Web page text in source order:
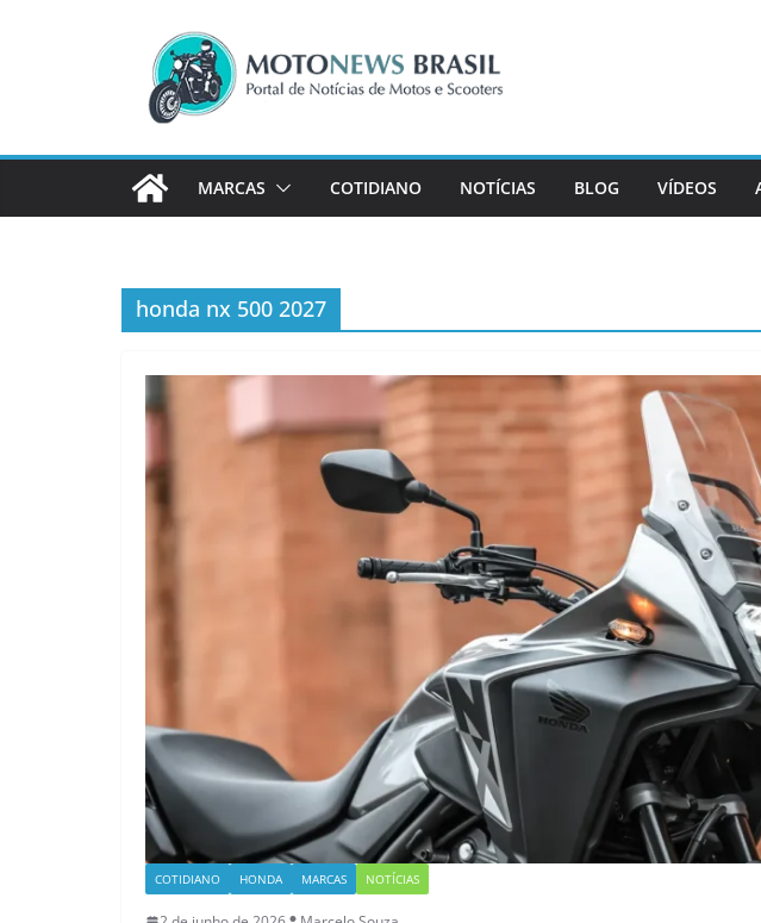
MARCAS COTIDIANO NOTÍCIAS BLOG VÍDEOS
honda nx 500 2027
COTIDIANO HONDA MARCAS NOTÍCIAS